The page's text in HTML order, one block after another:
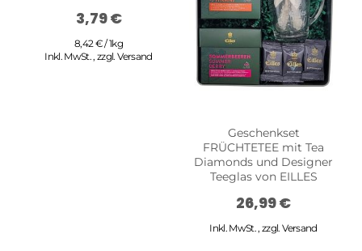
3,79 €
8,42 € / 1kg
Inkl. MwSt. ,zzgl.Versand
Geschenkset
FRÜCHTETEE mit Tea
Diamonds und Designer
Teeglas von EILLES
26,99 €
Inkl. MwSt. ,zzgl.Versand